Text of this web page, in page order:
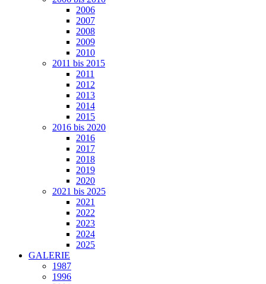
2006
2007
2008
2009
2010
2011 bis 2015
2011
2012
2013
2014
2015
2016 bis 2020
2016
2017
2018
2019
2020
2021 bis 2025
2021
2022
2023
2024
2025
GALERIE
1987
1996